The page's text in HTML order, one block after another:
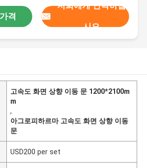
격
저희에게 연락하십
시오
고속도 화면 상향 이동 문 1200*2100m
m
,
아그로피하르마 고속도 화면 상향 이동
문
USD200 per set